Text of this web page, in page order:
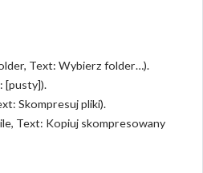
Text: Wybierz folder…).
[pusty]).
Skompresuj pliki).
Text: Kopiuj skompresowany